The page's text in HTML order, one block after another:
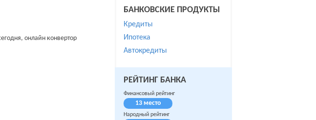
онлайн конвертор
БАНКОВСКИЕ ПРОДУКТЫ
Кредиты
Ипотека
Автокредиты
РЕЙТИНГ БАНКА
Финансовый рейтинг
13 место
Народный рейтинг